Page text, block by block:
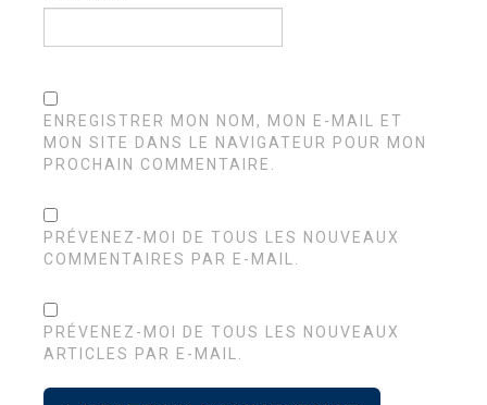
ENREGISTRER MON NOM, MON E-MAIL ET
MON SITE DANS LE NAVIGATEUR POUR MON
PROCHAIN COMMENTAIRE.
PRÉVENEZ-MOI DE TOUS LES NOUVEAUX
COMMENTAIRES PAR E-MAIL.
PRÉVENEZ-MOI DE TOUS LES NOUVEAUX
ARTICLES PAR E-MAIL.